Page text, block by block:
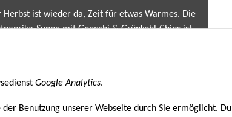
Google Analytics.
Benutzung unserer Webseite durch Sie ermöglicht.
Herbst ist wieder da, Zeit für etwas Warmes. Die
Suppe mit Gnocchi & Grünkohl-Chips ist